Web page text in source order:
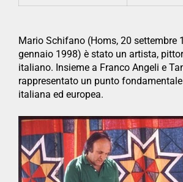
Mario Schifano (Homs, 20 settembre
gennaio 1998) è stato un artista,
italiano. Insieme a Franco Angeli e
rappresentato un punto
italiana ed europea.